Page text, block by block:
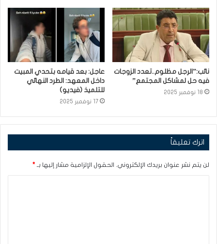
نائب:”الرجل مظلوم..تعدد الزوجات
فيه حل لمشاكل المجتمع”
18 نوفمبر 2025
عاجل: بعد قيامه بتحدي المبيت
داخل المعهد: الطرد النهائي
للتلميذ (فيديو)
17 نوفمبر 2025
اترك تعليقاً
لن يتم نشر عنوان بريدك الإلكتروني. الحقول الإلزامية مشار إليها بـ *